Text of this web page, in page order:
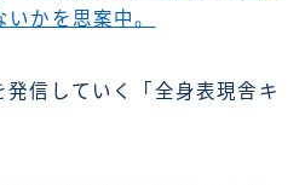
かを思案中。
信していく「全身表現舎キ